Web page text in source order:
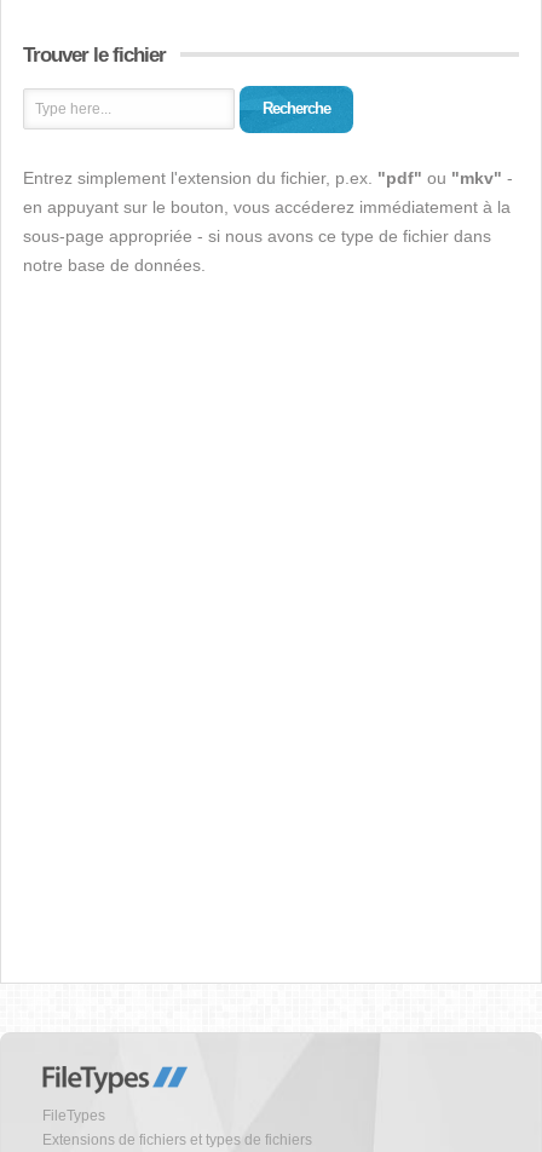
Trouver le fichier
Recherche
Entrez simplement l'extension du fichier, p.ex. "pdf" ou "mkv" -
en appuyant sur le bouton, vous accéderez immédiatement à la
sous-page appropriée - si nous avons ce type de fichier dans
notre base de données.
FileTypes
Extensions de fichiers et types de fichiers